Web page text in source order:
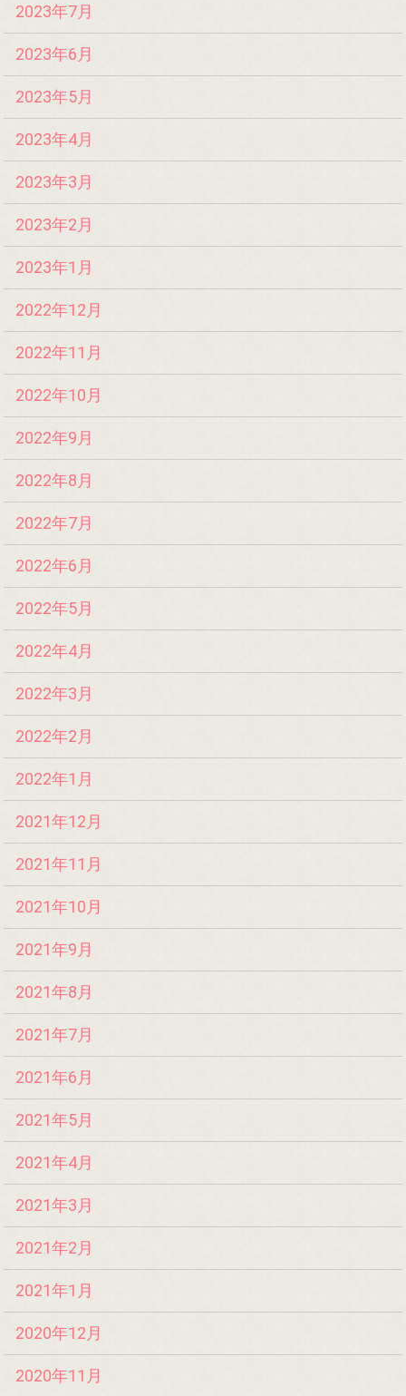
2023年7月
2023年6月
2023年5月
2023年4月
2023年3月
2023年2月
2023年1月
2022年12月
2022年11月
2022年10月
2022年9月
2022年8月
2022年7月
2022年6月
2022年5月
2022年4月
2022年3月
2022年2月
2022年1月
2021年12月
2021年11月
2021年10月
2021年9月
2021年8月
2021年7月
2021年6月
2021年5月
2021年4月
2021年3月
2021年2月
2021年1月
2020年12月
2020年11月